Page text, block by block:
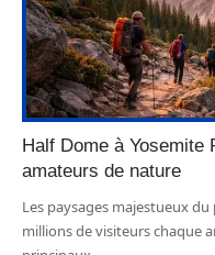
Half Dome à Yosemite
amateurs de nature
Les paysages majestueux
millions de visiteurs chaque